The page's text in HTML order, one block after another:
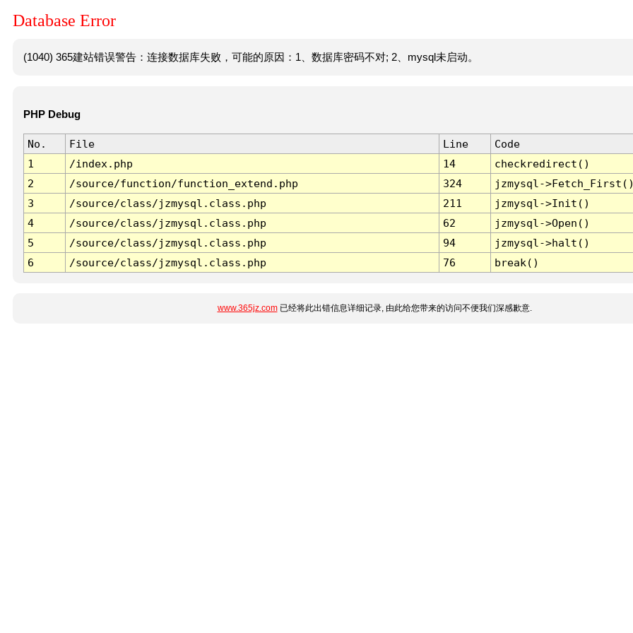
Database Error
(1040) 365建站错误警告：连接数据库失败，可能的原因：1、数据库密码不对; 2、mysql未启动。
PHP Debug
No. File Line
Code
1
/index.php 14
checkredirect()
2
/source/function/function_extend.php 324
jzmysql-
3
/source/class/jzmysql.class.php 211
jzmysql->Init()
4
/source/class/jzmysql.class.php 62
jzmysql->Open()
5
/source/class/jzmysql.class.php 94
jzmysql->halt()
6
/source/class/jzmysql.class.php 76 break()
www.365jz.com已经将此出错信息详细记录, 由此给您带来的访问不便我们深感歉意.